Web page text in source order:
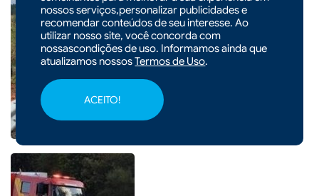
nossos serviços,personalizar publicidades e
recomendar conteúdos de seu interesse. Ao
utilizar nosso site, você concorda com
nossascondições de uso. Informamos ainda que
atualizamos nossosTermos de Uso.
ACEITO!
| 23/03/2026 - 09h44
Capotamento deixa mulher
ferida no interior de Abelardo